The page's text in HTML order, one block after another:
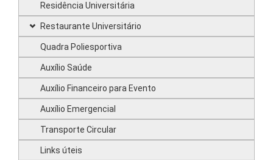
Residência Universitária
Restaurante Universitário
Quadra Poliesportiva
Auxílio Saúde
Auxílio Financeiro para Evento
Auxílio Emergencial
Transporte Circular
Links úteis